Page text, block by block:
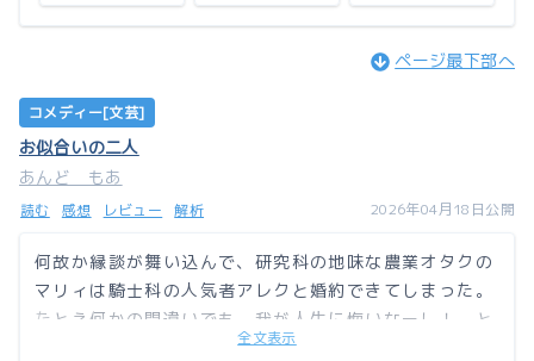
（https://ncode.syosetu.com/n6884mc/）」。あ
らゆるＡＩ小説ネタが詰まっています。
そして正統派、白生荼汰様の「小説家になろう（http
s://ncode.syosetu.com/n2393mc/）」。読んだ人
はきっと「これを言いたかったんだ！」と思うはず。
ページ最下部へ
コメディー[文芸]
お似合いの二人
あんど もあ
読む 感想 レビュー 解析 2026年04月18日公開
何故か縁談が舞い込んで、研究科の地味な農業オタクの
マリィは騎士科の人気者アレクと婚約できてしまった。
たとえ何かの間違いでも、我が人生に悔いなーし！、と
はしゃぐマリィだが、予想外にアレクとは上手く行っ
全文表示